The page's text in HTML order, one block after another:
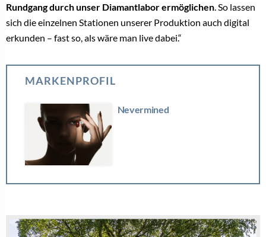
Rundgang durch unser Diamantlabor ermöglichen. So lassen
sich die einzelnen Stationen unserer Produktion auch digital
erkunden – fast so, als wäre man live dabei.“
MARKENPROFIL
Nevermined